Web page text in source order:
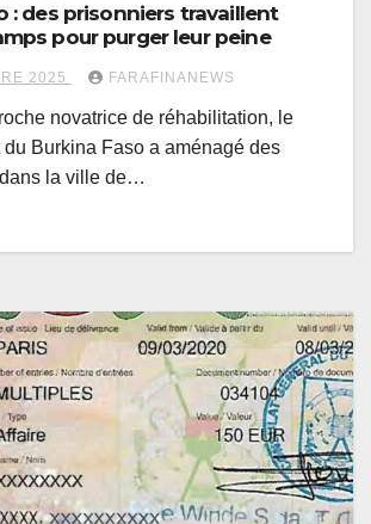
: des prisonniers travaillent
pour purger leur peine
2025 FARAFINANEWS
novatrice de réhabilitation, le
Burkina Faso a aménagé des
la ville de…